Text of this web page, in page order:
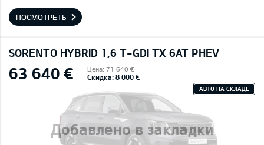
ПОСМОТРЕТЬ
SORENTO HYBRID 1,6 T-GDI TX 6AT PHEV
Добавлено в закладки
63 640 € Цена: 71 640 €
Скидка: 8 000 €
АВТО НА СКЛАДЕ